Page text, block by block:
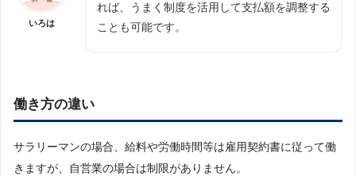
いろは
れば、うまく制度を活用して支払額を調整する
ことも可能です。
働き方の違い
サラリーマンの場合、給料や労働時間等は雇用契約書に従って働
きますが、自営業の場合は制限がありません。